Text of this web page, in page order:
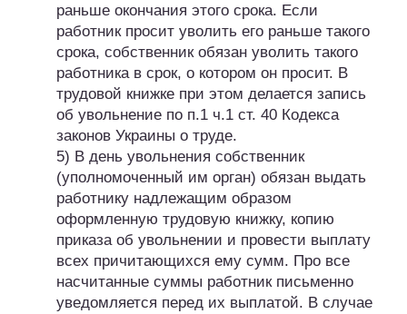
раньше окончания этого срока. Если
работник просит уволить его раньше такого
срока, собственник обязан уволить такого
работника в срок, о котором он просит. В
трудовой книжке при этом делается запись
об увольнение по п.1 ч.1 ст. 40 Кодекса
законов Украины о труде.
5) В день увольнения собственник
(уполномоченный им орган) обязан выдать
работнику надлежащим образом
оформленную трудовую книжку, копию
приказа об увольнении и провести выплату
всех причитающихся ему сумм. Про все
насчитанные суммы работник письменно
уведомляется перед их выплатой. В случае